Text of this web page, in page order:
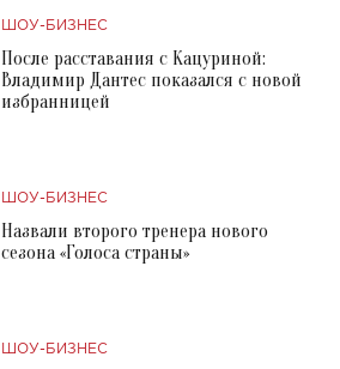
ШОУ-БИЗНЕС
После расставания с Кацуриной:
Владимир Дантес показался с новой
избранницей
ШОУ-БИЗНЕС
Назвали второго тренера нового
сезона «Голоса страны»
ШОУ-БИЗНЕС